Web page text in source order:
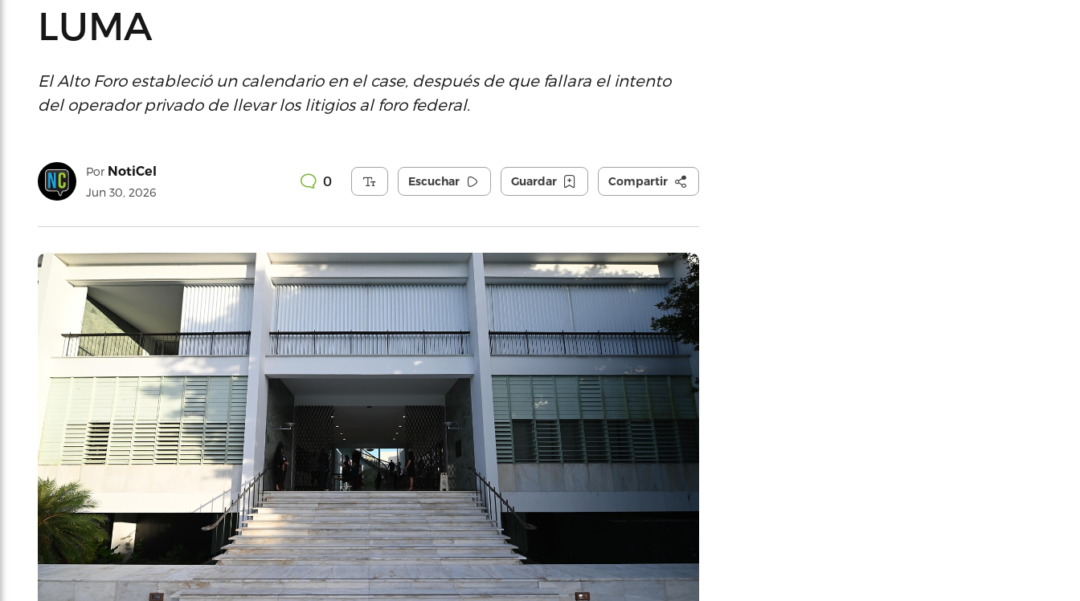
LUMA
El Alto Foro estableció un calendario en el case, después de que fallara el intento
del operador privado de llevar los litigios al foro federal.
Por NotiCel
Jun 30, 2026
0 Escuchar Guardar Compartir